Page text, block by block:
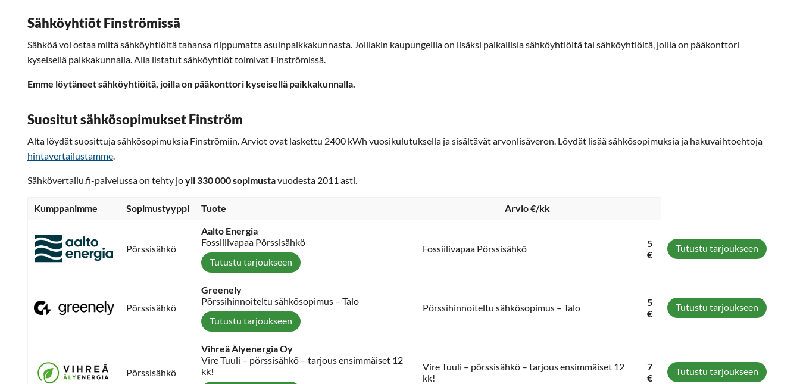
Sähköyhtiöt Finströmissä
Sähköä voi ostaa miltä sähköyhtiöltä tahansa riippumatta asuinpaikkakunnasta. Joillakin kaupungeilla on lisäksi paikallisia sähköyhtiöitä tai sähköyhtiöitä, joilla on pääkonttori
kyseisellä paikkakunnalla. Alla listatut sähköyhtiöt toimivat Finströmissä.
Emme löytäneet sähköyhtiöitä, joilla on pääkonttori kyseisellä paikkakunnalla.
Suositut sähkösopimukset Finström
Alta löydät suosittuja sähkösopimuksia Finströmiin. Arviot ovat laskettu 2400 kWh vuosikulutuksella ja sisältävät arvonlisäveron. Löydät lisää sähkösopimuksia ja hakuvaihtoehtoja
hintavertailustamme
Sähkövertailu.fi-palvelussa on tehty joyli 330 000 sopimustavuodesta 2011 asti.
Kumppanimme Sopimustyyppi Tuote Arvio €/kk
Pörssisähkö
Aalto Energia
Fossiilivapaa Pörssisähkö
Tutustu tarjoukseen
Fossiilivapaa Pörssisähkö
5
€
Tutustu tarjoukseen
Pörssisähkö
Greenely
Pörssihinnoiteltu sähkösopimus – Talo
Tutustu tarjoukseen
Pörssihinnoiteltu sähkösopimus – Talo
5
€
Tutustu tarjoukseen
Pörssisähkö
Vihreä Älyenergia Oy
Vire Tuuli – pörssisähkö – tarjous ensimmäiset 12
kk!
Vire Tuuli – pörssisähkö – tarjous ensimmäiset 12
kk!
7
€
Tutustu tarjoukseen